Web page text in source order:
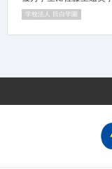
学校法人 目白学園